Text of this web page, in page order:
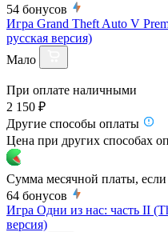
54 бонусов
Игра Grand Theft Auto V
русская версия)
Мало
При оплате наличными
2 150 ₽
Другие способы оплаты
Цена при других способах
Сумма месячной платы, если
64 бонусов
Игра Одни из нас: часть II
версия)